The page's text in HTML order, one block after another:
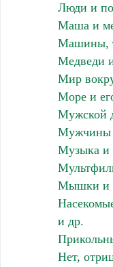
Люди и
Маша и
Машины,
Медведи
Мир
Море и
Мужской
Мужчины
Музыка и
Мышки и
и др.
Нет,